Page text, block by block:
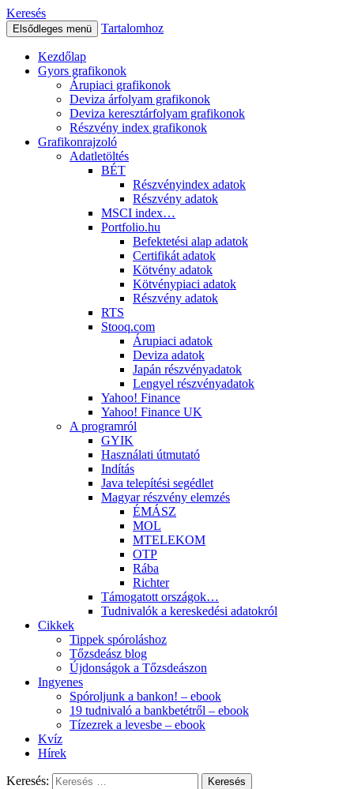
Keresés
Elsődleges menü Tartalomhoz
Kezdőlap
Gyors grafikonok
Árupiaci grafikonok
Deviza árfolyam grafikonok
Deviza keresztárfolyam grafikonok
Részvény index grafikonok
Grafikonrajzoló
Adatletöltés
BÉT
Részvényindex adatok
Részvény adatok
MSCI index…
Portfolio.hu
Befektetési alap adatok
Certifikát adatok
Kötvény adatok
Kötvénypiaci adatok
Részvény adatok
RTS
Stooq.com
Árupiaci adatok
Deviza adatok
Japán részvényadatok
Lengyel részvényadatok
Yahoo! Finance
Yahoo! Finance UK
A programról
GYIK
Használati útmutató
Indítás
Java telepítési segédlet
Magyar részvény elemzés
ÉMÁSZ
MOL
MTELEKOM
OTP
Rába
Richter
Támogatott országok…
Tudnivalók a kereskedési adatokról
Cikkek
Tippek spóroláshoz
Tőzsdeász blog
Újdonságok a Tőzsdeászon
Ingyenes
Spóroljunk a bankon! – ebook
19 tudnivaló a bankbetétről – ebook
Tízezrek a levesbe – ebook
Kvíz
Hírek
Keresés: